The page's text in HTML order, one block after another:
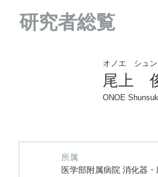
研究者総覧
オノエ シュン
尾上
ONOE
所属
医学部附属病院 消化器